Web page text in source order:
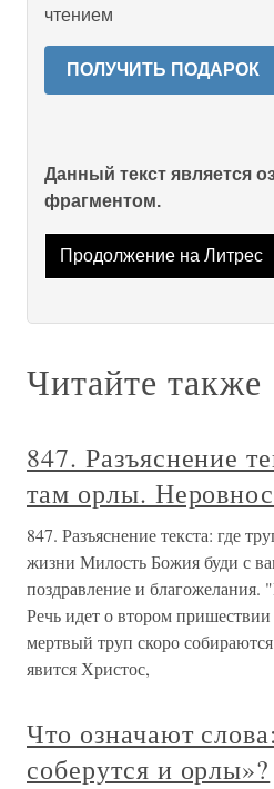
чтением
ПОЛУЧИТЬ ПОДАРОК
Данный текст является
фрагментом.
Продолжение на Литрес
Читайте также
847. Разъяснение
там орлы.
847. Разъяснение текста: где
жизни Милость Божия буди с
поздравление и благожелания.
Речь идет о втором
мертвый труп скоро
явится Христос,
Что означают
соберутся и орлы»?